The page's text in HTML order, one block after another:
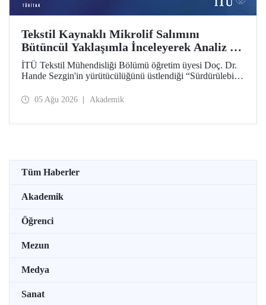
Tekstil Kaynaklı Mikrolif Salımını
Bütüncül Yaklaşımla İnceleyerek Analiz ve
Azaltım Stratejileri Geliştirecek Projeye
TÜBİTAK Desteği
İTÜ Tekstil Mühendisliği Bölümü öğretim üyesi Doç. Dr.
Hande Sezgin'in yürütücülüğünü üstlendiği “Sürdürülebilir
Koşullarına Bağlı Mikrolif Salımı: Aşınma, UV Maruziyeti
05 Ağu 2026 Akademik
Tüm Haberler
Akademik
Öğrenci
Mezun
Medya
Sanat